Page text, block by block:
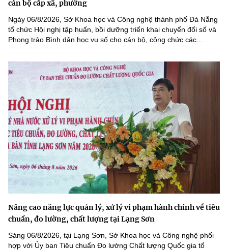
cán bộ cấp xã, phường
Ngày 06/8/2026, Sở Khoa học và Công nghệ thành phố Đà Nẵng
tổ chức Hội nghị tập huấn, bồi dưỡng triển khai chuyển đổi số và
Phong trào Bình dân học vụ số cho cán bộ, công chức các...
Nâng cao năng lực quản lý, xử lý vi phạm hành chính về tiêu
chuẩn, đo lường, chất lượng tại Lạng Sơn
Sáng 06/8/2026, tại Lạng Sơn, Sở Khoa học và Công nghệ phối
hợp với Ủy ban Tiêu chuẩn Đo lường Chất lượng Quốc gia tổ